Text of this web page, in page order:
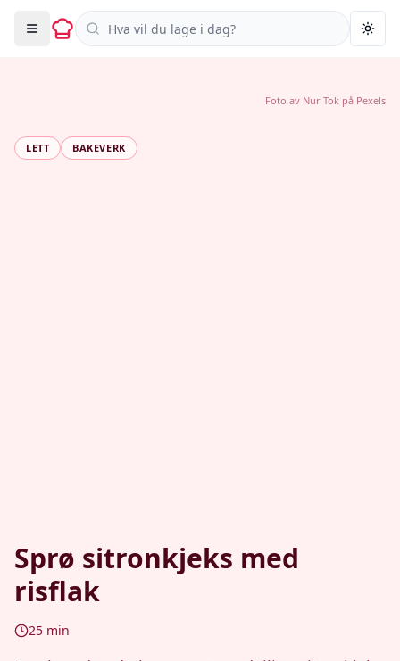
Søk i oppskrifter
LETT BAKEVERK
Sprø sitronkjeks med
risflak
25 min
Foto av Nur Tok på Pexels